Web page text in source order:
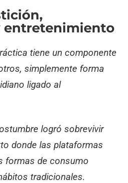
entretenimiento
tiene un componente
simplemente forma
ligado al
logró sobrevivir
donde las plataformas
formas de consumo
tradicionales.